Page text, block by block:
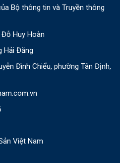
Bộ thông tin và Truyền thông
Huy Hoàn
Hải Đăng
Đình Chiểu, phường Tân Định,
Việt Nam